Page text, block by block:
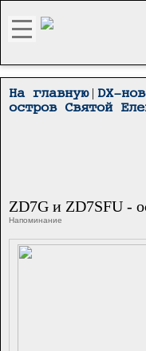
На главную| DX-
остров Святой
ZD7G и ZD7SFU -
Напоминание